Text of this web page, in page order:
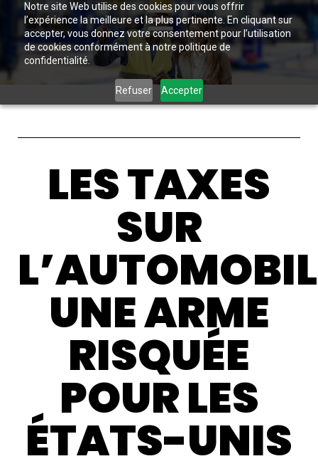
Notre site Web utilise des cookies pour vous offrir
l’expérience la meilleure et la plus pertinente. En cliquant sur
accepter, vous donnez votre consentement pour l’utilisation
de cookies conformément à notre politique de
confidentialité.
Refuser Accepter
LES TAXES
SUR
UNE ARME
RISQUÉE
POUR LES
ÉTATS-UNIS